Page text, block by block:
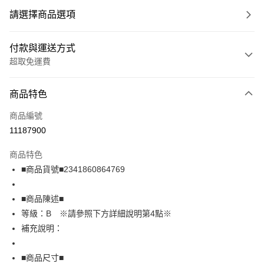
請選擇商品選項
付款與運送方式
超取免運費
信用卡一次付款
超商取貨付款
Apple Pay
街口支付
悠遊付
全盈+PAY
AFTEE先享後付
商品特色
商品編號
11187900
商品特色
■商品貨號■2341860864769
■商品陳述■
等級：B ※請參照下方詳細說明第4點※
補充說明：
■商品尺寸■